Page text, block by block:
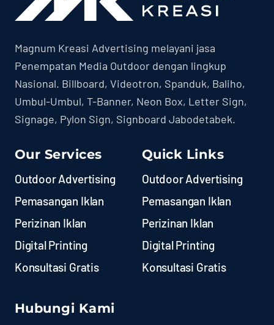
Magnum Kreasi Advertising melayani jasa
Penempatan Media Outdoor dengan lingkup
Nasional. Billboard, Videotron, Spanduk, Baliho,
Umbul-Umbul, T-Banner, Neon Box, Letter Sign,
Signage, Pylon Sign, Signboard Jabodetabek.
Our Services
Outdoor Advertising
Pemasangan Iklan
Perizinan Iklan
Digital Printing
Konsultasi Gratis
Quick Links
Outdoor Advertising
Pemasangan Iklan
Perizinan Iklan
Digital Printing
Konsultasi Gratis
Hubungi Kami